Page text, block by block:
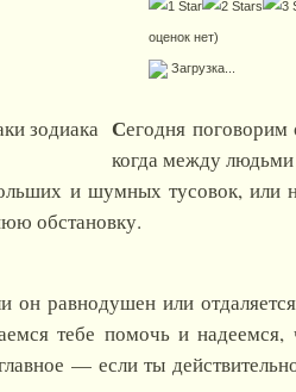
оценок нет)
Загрузка...
Сегодня поговорим
когда между
и шумных тусовок, или
обстановку.
он равнодушен или
тебе помочь и
— если ты